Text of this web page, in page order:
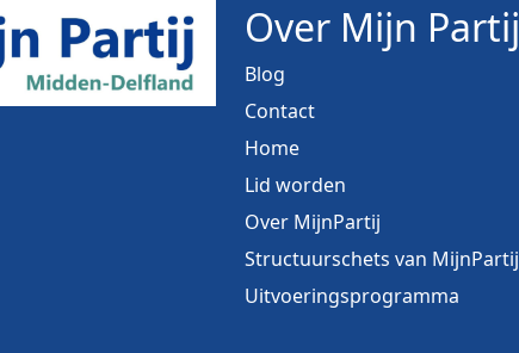
Over Mijn Partij
Blog
Contact
Home
Lid worden
Over MijnPartij
Structuurschets van MijnPartij
Uitvoeringsprogramma